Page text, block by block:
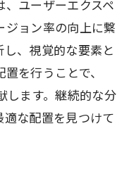
ユーザーエクスペ
ジョン率の向上に繋
、視覚的な要素と
を行うことで、
します。継続的な分
な配置を見つけて